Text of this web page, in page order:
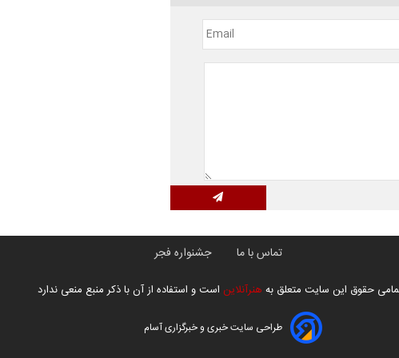
تماس با ما جشنواره فجر
حقوق این سایت متعلق به هنرآنلاین است و استفاده از آن با ذکر منبع منعی ندارد
طراحی سایت خبری و خبرگزاری آسام